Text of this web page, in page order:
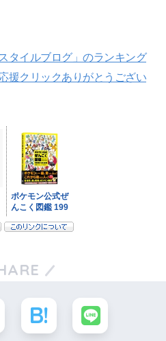
タイルブログ」のランキング
援クリックありがとうござい